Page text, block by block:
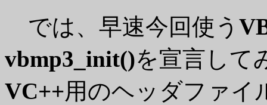
では、早速今回使う
vbmp3_init()を宣言して
VC++用のヘッダファイ